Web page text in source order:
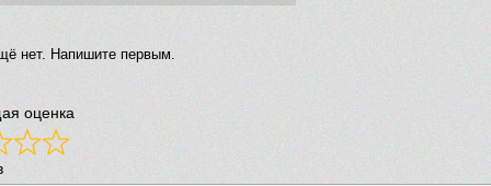
нет. Напишите первым.
оценка